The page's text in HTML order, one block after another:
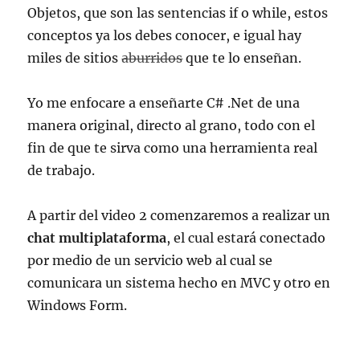
Objetos, que son las sentencias if o while, estos
conceptos ya los debes conocer, e igual hay
miles de sitiosaburridosque te lo enseñan.
Yo me enfocare a enseñarte C# .Net de una
manera original, directo al grano, todo con el
fin de que te sirva como una herramienta real
de trabajo.
A partir del video 2 comenzaremos a realizar un
chat multiplataforma, el cual estará conectado
por medio de un servicio web al cual se
comunicara un sistema hecho en MVC y otro en
Windows Form.